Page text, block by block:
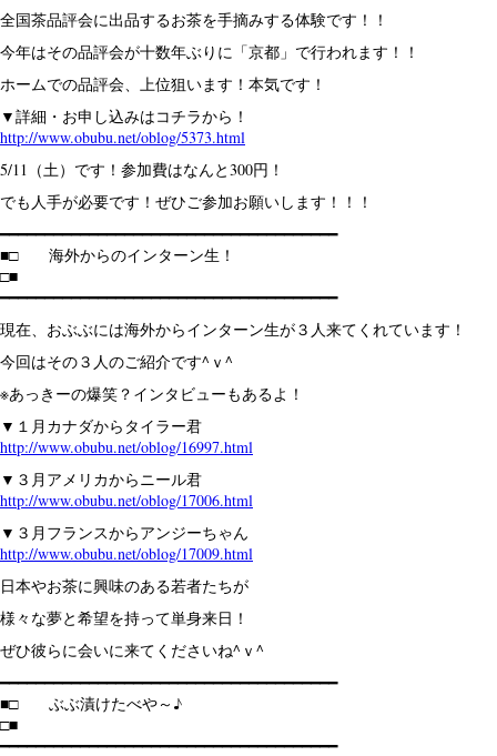
全国茶品評会に出品するお茶を手摘みする体験です！！
今年はその品評会が十数年ぶりに「京都」で行われます！！
ホームでの品評会、上位狙います！本気です！
▼詳細・お申し込みはコチラから！
http://www.obubu.net/oblog/5373.html
5/11（土）です！参加費はなんと300円！
でも人手が必要です！ぜひご参加お願いします！！！
━━━━━━━━━━━━━━━━━━━━━━━━━━━━━━━━━━━━━━
■□ 海外からのインターン生！
□■
━━━━━━━━━━━━━━━━━━━━━━━━━━━━━━━━━━━━━━
現在、おぶぶには海外からインターン生が３人来てくれています！
今回はその３人のご紹介です^ｖ^
※あっきーの爆笑？インタビューもあるよ！
▼１月カナダからタイラー君
http://www.obubu.net/oblog/16997.html
▼３月アメリカからニール君
http://www.obubu.net/oblog/17006.html
▼３月フランスからアンジーちゃん
http://www.obubu.net/oblog/17009.html
日本やお茶に興味のある若者たちが
様々な夢と希望を持って単身来日！
ぜひ彼らに会いに来てくださいね^ｖ^
━━━━━━━━━━━━━━━━━━━━━━━━━━━━━━━━━━━━━━
■□ ぶぶ漬けたべや～♪
□■
━━━━━━━━━━━━━━━━━━━━━━━━━━━━━━━━━━━━━━